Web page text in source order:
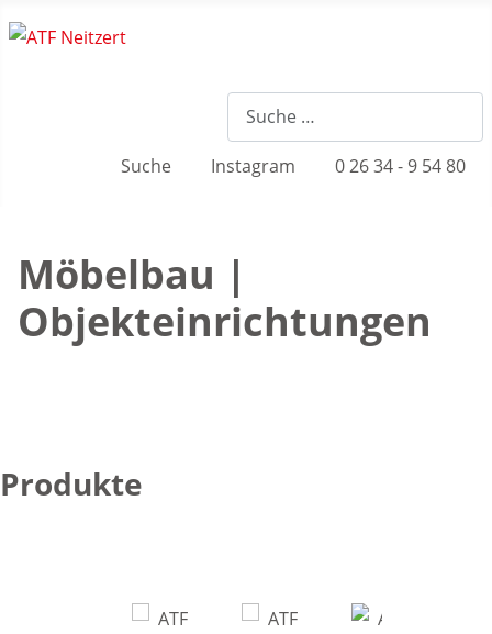
Suche Instagram 0 26 34 - 9 54 80
Möbelbau |
Objekteinrichtungen
Produkte